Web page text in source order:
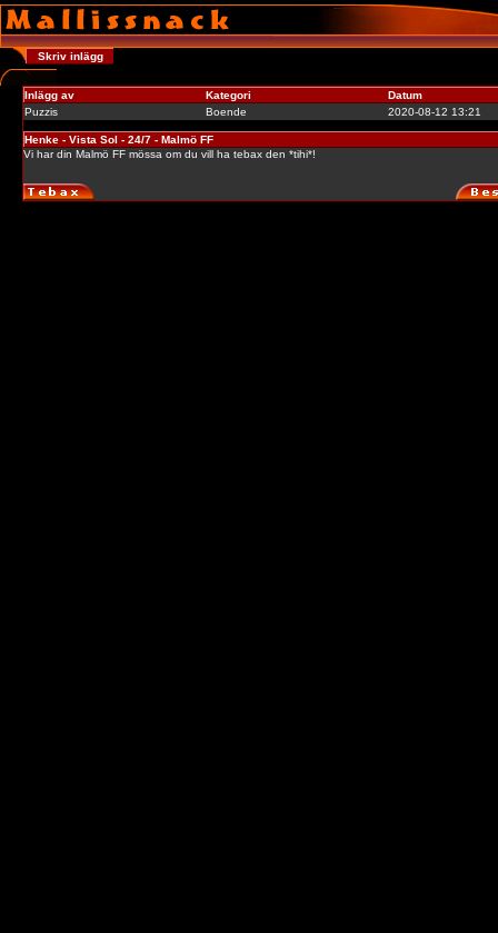
Skriv inlägg
Inlägg av Kategori
Datum
Puzzis
Boende 2020-08-12 13:21
Henke - Vista Sol - 24/7 - Malmö FF
Vi har din Malmö FF mössa om du vill ha tebax den *tihi*!